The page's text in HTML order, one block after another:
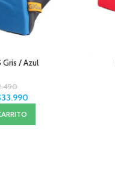
Gris / Azul
33.990